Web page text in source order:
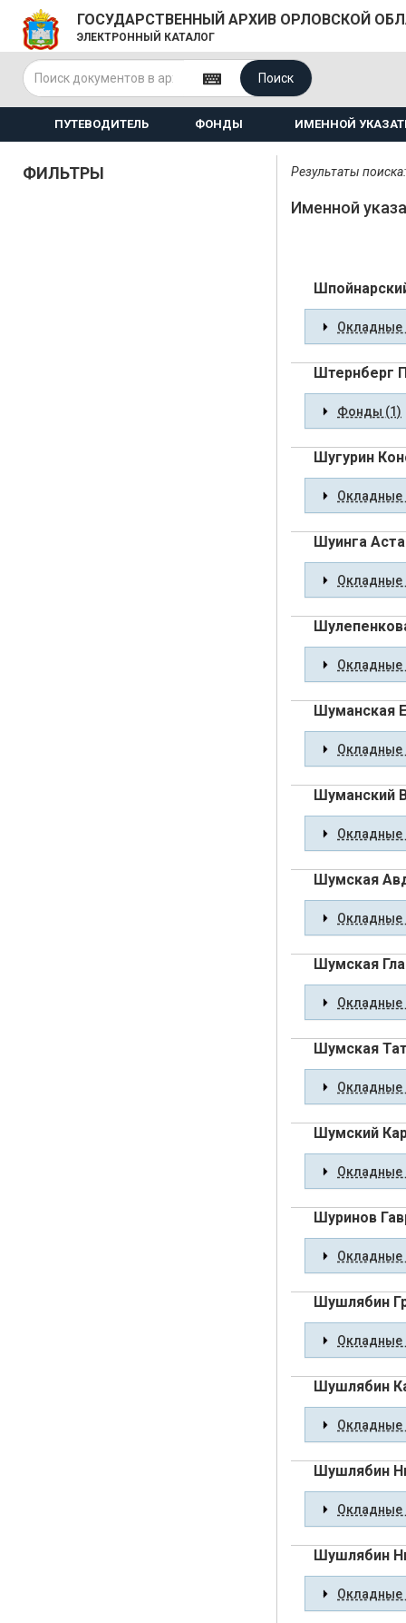
ГОСУДАРСТВЕННЫЙ АРХИВ ОРЛОВСКОЙ
ЭЛЕКТРОННЫЙ КАТАЛОГ
Поиск
ПУТЕВОДИТЕЛЬ ФОНДЫ ИМЕННОЙ
ФИЛЬТРЫ Результаты
Именной
Окладные
Штернберг
Фонды (1)
Шугурин
Окладные
Шуинга
Окладные
Окладные
Шуманская
Окладные
Шуманский
Окладные
Шумская
Окладные
Шумская
Окладные
Шумская
Окладные
Шумский
Окладные
Шуринов
Окладные
Шушлябин
Окладные
Шушлябин
Окладные
Шушлябин
Окладные
Шушлябин
Окладные